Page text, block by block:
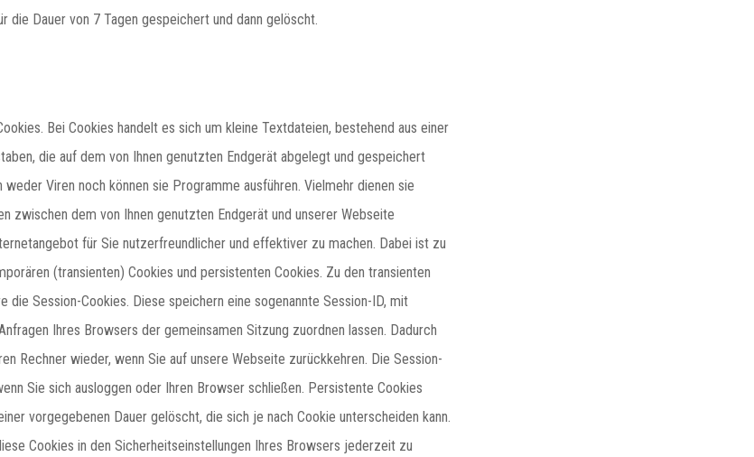
die Dauer von 7 Tagen gespeichert und dann gelöscht.
Bei Cookies handelt es sich um kleine Textdateien, bestehend aus einer
die auf dem von Ihnen genutzten Endgerät abgelegt und gespeichert
Viren noch können sie Programme ausführen. Vielmehr dienen sie
zwischen dem von Ihnen genutzten Endgerät und unserer Webseite
für Sie nutzerfreundlicher und effektiver zu machen. Dabei ist zu
(transienten) Cookies und persistenten Cookies. Zu den transienten
die Session-Cookies. Diese speichern eine sogenannte Session-ID, mit
Ihres Browsers der gemeinsamen Sitzung zuordnen lassen. Dadurch
Rechner wieder, wenn Sie auf unsere Webseite zurückkehren. Die Session-
Sie sich ausloggen oder Ihren Browser schließen. Persistente Cookies
vorgegebenen Dauer gelöscht, die sich je nach Cookie unterscheiden kann.
Cookies in den Sicherheitseinstellungen Ihres Browsers jederzeit zu